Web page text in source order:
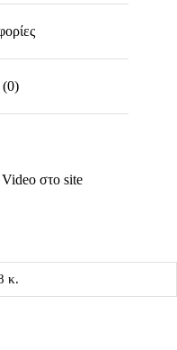
(0)
στο site
κ.